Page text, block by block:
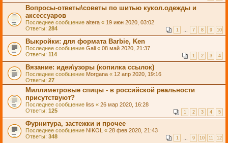
Вопросы-ответы\советы по шитью кукол.одежды и
аксессуаров
Последнее сообщение altera « 19 июн 2020, 03:02
Ответы: 284 1 … 7 8 9 10
Выкройки: для формата Barbie, Ken
Последнее сообщение Gali « 08 май 2020, 21:37
Ответы: 114 1 2 3 4
Вязание: идеи\узоры (копилка ссылок)
Последнее сообщение Morgana « 12 апр 2020, 19:16
Ответы: 27
Миллиметровые спицы - в российской реальности
присутствуют?
Последнее сообщение liss « 26 мар 2020, 16:28
Ответы: 125 1 2 3 4 5
Фурнитура, застежки и прочее
Последнее сообщение NIKOL « 28 фев 2020, 21:43
Ответы: 348 1 … 9 10 11 12